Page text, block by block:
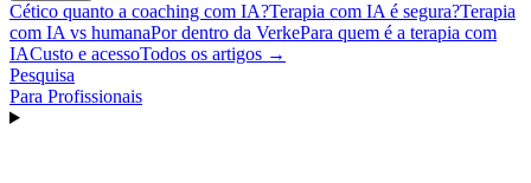
Cético quanto a coaching com IA?Terapia com IA é segura?Terapia
com IA vs humanaPor dentro da VerkePara quem é a terapia com
IACusto e acessoTodos os artigos →
Pesquisa
Para Profissionais